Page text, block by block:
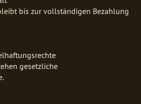
bis zur vollständigen Bezahlung
gesetzliche